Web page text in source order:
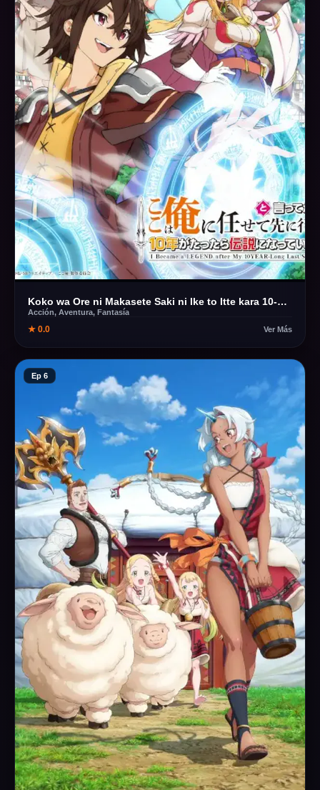
Koko wa Ore ni Makasete Saki ni Ike to Itte kara 10-nen ga Tattara Densetsu ni Natteita.
Acción, Aventura, Fantasía
★ 0.0 Ver Más
Ep 6